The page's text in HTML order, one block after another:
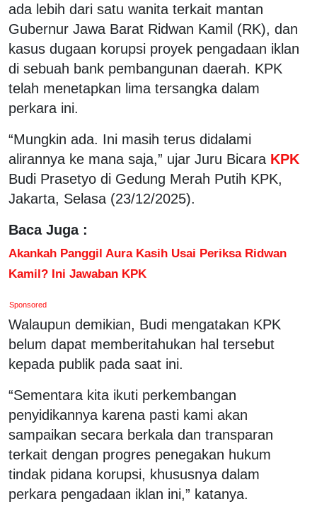
ada lebih dari satu wanita terkait mantan
Gubernur Jawa Barat Ridwan Kamil (RK), dan
kasus dugaan korupsi proyek pengadaan iklan
di sebuah bank pembangunan daerah. KPK
telah menetapkan lima tersangka dalam
perkara ini.
“Mungkin ada. Ini masih terus didalami
alirannya ke mana saja,” ujar Juru Bicara KPK
Budi Prasetyo di Gedung Merah Putih KPK,
Jakarta, Selasa (23/12/2025).
Baca Juga :
Akankah Panggil Aura Kasih Usai Periksa Ridwan
Kamil? Ini Jawaban KPK
Sponsored
Walaupun demikian, Budi mengatakan KPK
belum dapat memberitahukan hal tersebut
kepada publik pada saat ini.
“Sementara kita ikuti perkembangan
penyidikannya karena pasti kami akan
sampaikan secara berkala dan transparan
terkait dengan progres penegakan hukum
tindak pidana korupsi, khususnya dalam
perkara pengadaan iklan ini,” katanya.